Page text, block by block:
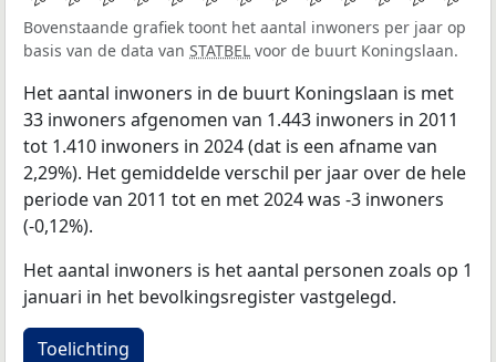
Bovenstaande grafiek toont het aantal inwoners per jaar op
basis van de data van STATBEL voor de buurt Koningslaan.
Het aantal inwoners in de buurt Koningslaan is met
33 inwoners afgenomen van 1.443 inwoners in 2011
tot 1.410 inwoners in 2024 (dat is een afname van
2,29%). Het gemiddelde verschil per jaar over de hele
periode van 2011 tot en met 2024 was -3 inwoners
(-0,12%).
Het aantal inwoners is het aantal personen zoals op 1
januari in het bevolkingsregister vastgelegd.
Toelichting